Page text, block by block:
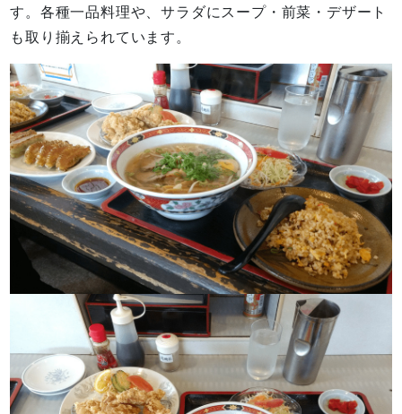
す。各種一品料理や、サラダにスープ・前菜・デザート
も取り揃えられています。